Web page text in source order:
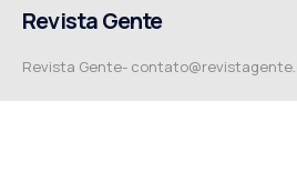
Revista Gente
Revista Gente-